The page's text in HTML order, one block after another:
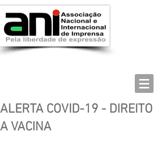
ALERTA COVID-19 - DIREITO
A VACINA